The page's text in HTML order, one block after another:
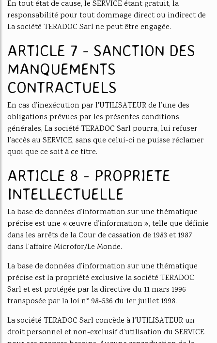
En tout état de cause, le SERVICE étant gratuit, la
responsabilité pour tout dommage direct ou indirect de
La société TERADOC Sarl ne peut être engagée.
ARTICLE 7 - SANCTION DES
MANQUEMENTS
CONTRACTUELS
En cas d’inexécution par l'UTILISATEUR de l’une des
obligations prévues par les présentes conditions
générales, La société TERADOC Sarl pourra, lui refuser
l’accès au SERVICE, sans que celui-ci ne puisse réclamer
quoi que ce soit à ce titre.
ARTICLE 8 - PROPRIETE
INTELLECTUELLE
La base de données d’information sur une thématique
précise est une « œuvre d’information », telle que définie
dans les arrêts de la Cour de cassation de 1983 et 1987
dans l’affaire Microfor/Le Monde.
La base de données d’information sur une thématique
précise est la propriété exclusive la société TERADOC
Sarl et est protégée par la directive du 11 mars 1996
transposée par la loi n° 98-536 du 1er juillet 1998.
La société TERADOC Sarl concède à l’UTILISATEUR un
droit personnel et non-exclusif d’utilisation du SERVICE